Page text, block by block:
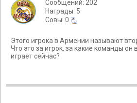
Сообщений: 202
Награды: 5
Cовы: 0
Этого игрока в Армении называют
Что это за игрок, за какие команды он
играет сейчас?